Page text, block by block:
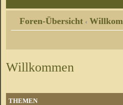
Foren-Übersicht ‹
Willkommen
THEMEN